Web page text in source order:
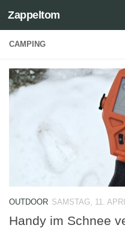
Zum Inhalt springen
Zappeltom
CAMPING
OUTDOOR SAMSTAG, 11.
Handy im Schnee